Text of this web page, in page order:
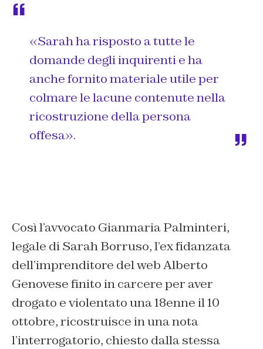
«Sarah ha risposto a tutte le
domande degli inquirenti e ha
anche fornito materiale utile per
colmare le lacune contenute nella
ricostruzione della persona
offesa».
Così l’avvocato Gianmaria Palminteri,
legale di Sarah Borruso, l’ex fidanzata
dell’imprenditore del web Alberto
Genovese finito in carcere per aver
drogato e violentato una 18enne il 10
ottobre, ricostruisce in una nota
l’interrogatorio, chiesto dalla stessa